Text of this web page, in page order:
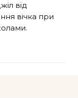
від
вічка при